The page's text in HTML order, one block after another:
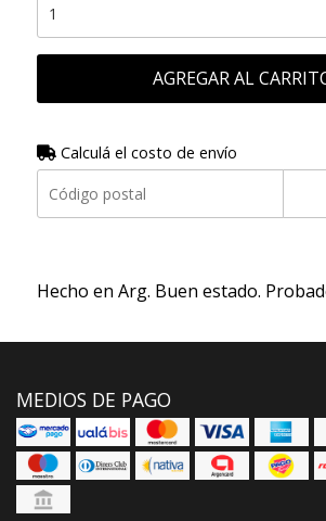
AGREGAR AL
Calculá el costo de envío
Hecho en Arg. Buen estado.
MEDIOS DE PAGO